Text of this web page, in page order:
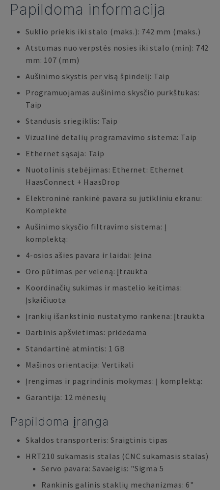
Papildoma informacija
Suklio priekis iki stalo (maks.): 742 mm (maks.)
Atstumas nuo verpstės nosies iki stalo (min): 742
mm: 107 (mm)
Aušinimo skystis per visą špindelį: Taip
Programuojamas aušinimo skysčio purkštukas:
Taip
Standusis sriegiklis: Taip
Vizualinė detalių programavimo sistema: Taip
Ethernet sąsaja: Taip
Nuotolinis stebėjimas: Ethernet: Ethernet
HaasConnect + HaasDrop
Elektroninė rankinė pavara su jutikliniu ekranu:
Komplekte
Aušinimo skysčio filtravimo sistema: Į
komplektą:
4-osios ašies pavara ir laidai: Įeina
Oro pūtimas per veleną: Įtraukta
Koordinačių sukimas ir mastelio keitimas:
Įskaičiuota
Įrankių išankstinio nustatymo rankena: Įtraukta
Darbinis apšvietimas: pridedama
Standartinė atmintis: 1 GB
Mašinos orientacija: Vertikali
Įrengimas ir pagrindinis mokymas: Į komplektą:
Garantija: 12 mėnesių
Papildoma įranga
Skaldos transporteris: Sraigtinis tipas
HRT210 sukamasis stalas (CNC sukamasis stalas)
Servo pavara: Savaeigis: "Sigma 5
Rankinis galinis staklių mechanizmas: 6"